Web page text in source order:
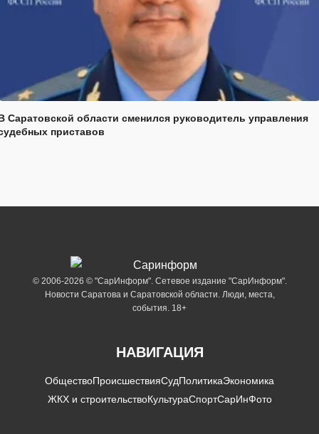
Саратовской области сменился руководитель управления
приставов
© 2006-2026 © "СарИнформ". Сетевое издание "СарИнформ".
Новости Саратова и Саратовской области. Люди, места,
события. 18+
НАВИГАЦИЯ
ОбществоПроисшествияСудПолитикаЭкономика
ЖКХ и строительствоКультураСпортСарИнФото